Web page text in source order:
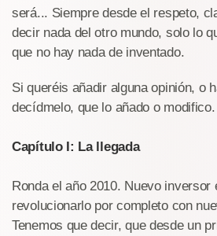
será... Siempre desde el respeto,
decir nada del otro mundo, solo lo
que no hay nada de inventado.
Si queréis añadir alguna opinión, o
decídmelo, que lo añado o modifico.
Capítulo I: La llegada
Ronda el año 2010. Nuevo inversor
revolucionarlo por completo con
Tenemos que decir, que desde un